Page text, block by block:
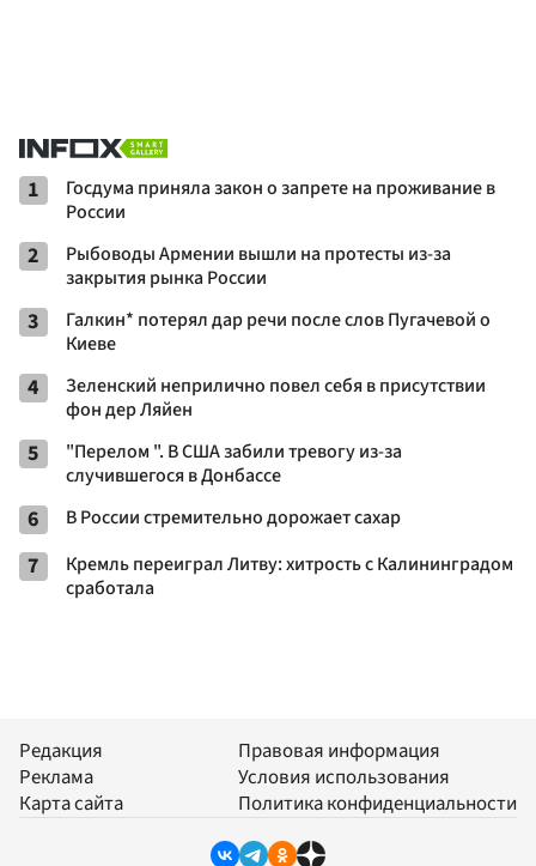
1
Госдума приняла закон о запрете на проживание в
России
2
Рыбоводы Армении вышли на протесты из-за
закрытия рынка России
3
Галкин* потерял дар речи после слов Пугачевой о
Киеве
4
Зеленский неприлично повел cебя в присутствии
фон дер Ляйен
5
"Перелом ". В США забили тревогу из-за
случившегося в Донбассе
6 В России стремительно дорожает сахар
7
Кремль переиграл Литву: хитрость с Калининградом
сработала
Редакция
Реклама
Карта сайта
Правовая информация
Условия использования
Политика конфиденциальности